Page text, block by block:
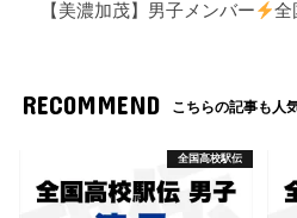
【美濃加茂】男子メンバー 全
RECOMMEND こちらの記事も人
全国高校駅伝